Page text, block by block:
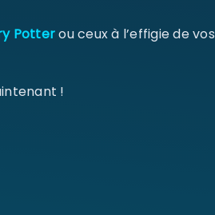
Potterou ceux à l’effigie de vos
!